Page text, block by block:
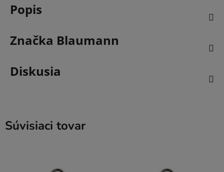
Popis
Značka Blaumann
Diskusia
Súvisiaci tovar